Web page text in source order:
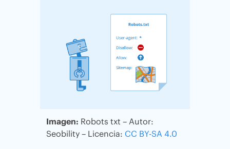
Imagen: Robots txt – Autor:
Seobility – Licencia: CC BY-SA 4.0